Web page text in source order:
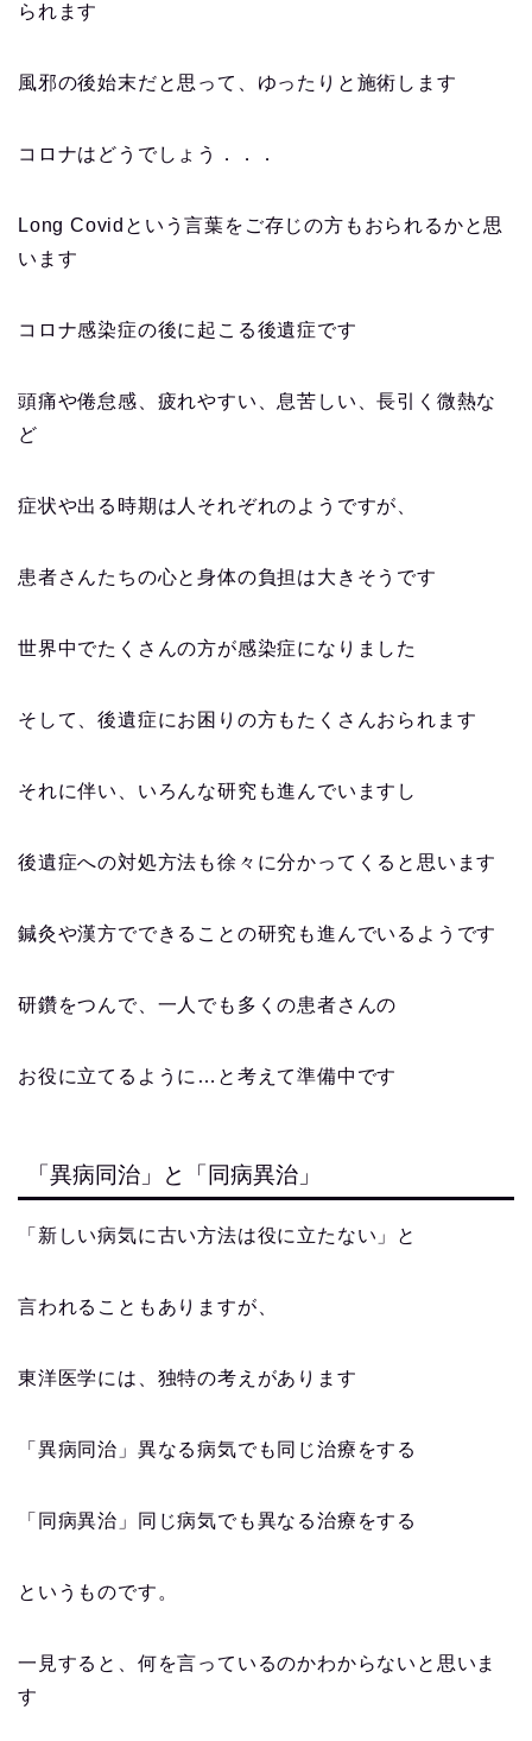
られます
風邪の後始末だと思って、ゆったりと施術します
コロナはどうでしょう．．．
Long Covidという言葉をご存じの方もおられるかと思
います
コロナ感染症の後に起こる後遺症です
頭痛や倦怠感、疲れやすい、息苦しい、長引く微熱な
ど
症状や出る時期は人それぞれのようですが、
患者さんたちの心と身体の負担は大きそうです
世界中でたくさんの方が感染症になりました
そして、後遺症にお困りの方もたくさんおられます
それに伴い、いろんな研究も進んでいますし
後遺症への対処方法も徐々に分かってくると思います
鍼灸や漢方でできることの研究も進んでいるようです
研鑽をつんで、一人でも多くの患者さんの
お役に立てるように…と考えて準備中です
「異病同治」と「同病異治」
「新しい病気に古い方法は役に立たない」と
言われることもありますが、
東洋医学には、独特の考えがあります
「異病同治」異なる病気でも同じ治療をする
「同病異治」同じ病気でも異なる治療をする
というものです。
一見すると、何を言っているのかわからないと思いま
す